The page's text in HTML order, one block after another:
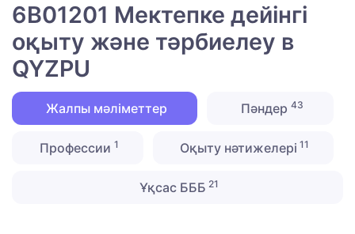
6B01201 Мектепке дейінгі
оқыту және тәрбиелеу в
QYZPU
Жалпы мәліметтер Пәндер 43
Профессии 1 Оқыту нәтижелері 11
Ұқсас БББ 21